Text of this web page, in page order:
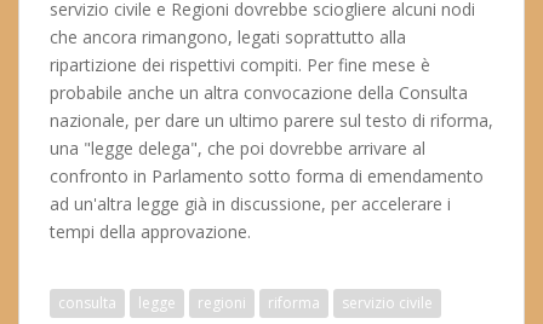
servizio civile e Regioni dovrebbe sciogliere alcuni nodi
che ancora rimangono, legati soprattutto alla
ripartizione dei rispettivi compiti. Per fine mese è
probabile anche un altra convocazione della Consulta
nazionale, per dare un ultimo parere sul testo di riforma,
una "legge delega", che poi dovrebbe arrivare al
confronto in Parlamento sotto forma di emendamento
ad un'altra legge già in discussione, per accelerare i
tempi della approvazione.
consulta legge regioni riforma servizio civile